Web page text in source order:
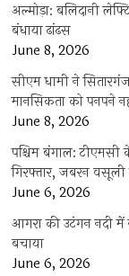
अल्मोड़ा: बलिदानी
बंधाया ढांढस
June 8, 2026
सीएम धामी ने
मानसिकता को पनपने
June 8, 2026
पश्चिम बंगाल: टीएमसी
गिरफ्तार, जबरन
June 6, 2026
आगरा की उटंगन नदी में
बचाया
June 6, 2026